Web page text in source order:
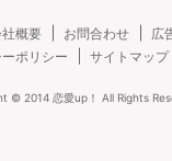
概要 お問合わせ
広
ポリシー サイトマップ
© 2014 恋愛up！ All Rights